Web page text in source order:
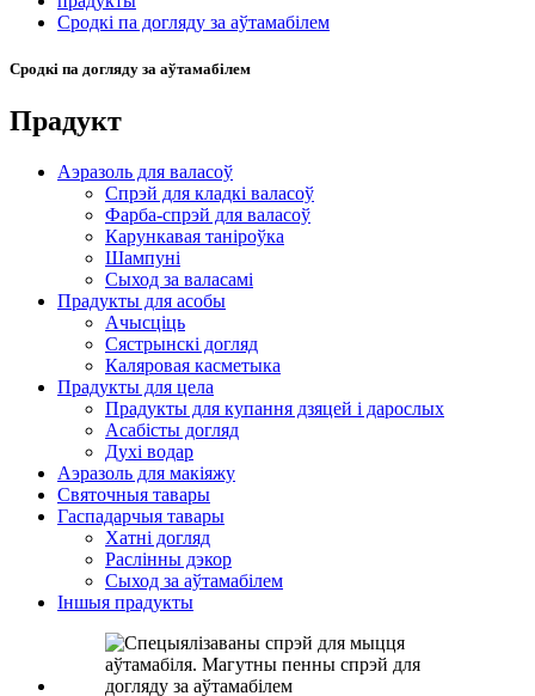
Сродкі па догляду за аўтамабілем
Сродкі па догляду за аўтамабілем
Прадукт
Аэразоль для валасоў
Спрэй для кладкі валасоў
Фарба-спрэй для валасоў
Карункавая таніроўка
Шампуні
Сыход за валасамі
Прадукты для асобы
Ачысціць
Сястрынскі догляд
Каляровая касметыка
Прадукты для цела
Прадукты для купання дзяцей і дарослых
Асабісты догляд
Духі водар
Аэразоль для макіяжу
Святочныя тавары
Гаспадарчыя тавары
Хатні догляд
Раслінны дэкор
Сыход за аўтамабілем
Іншыя прадукты